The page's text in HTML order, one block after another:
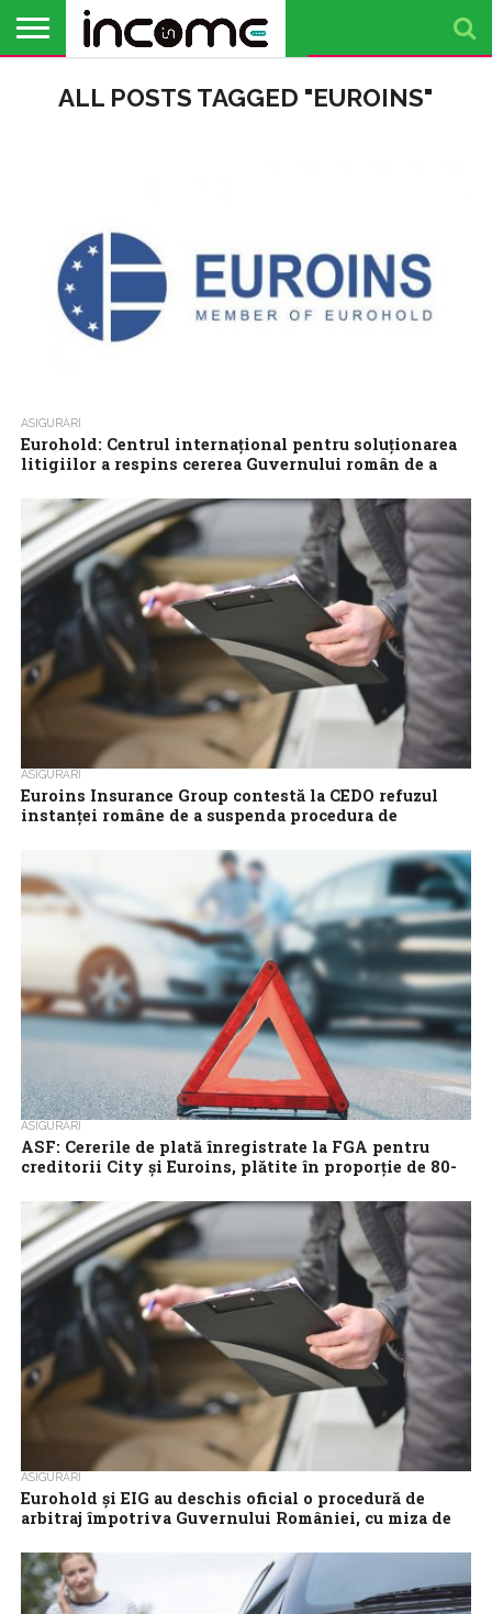
PROFIL DE
ANTREPRENOR
BUSINESS
ANALIZE
OPINII
FINANȚE
PERSONALE
TIMP
LIBER
ALL POSTS TAGGED "EUROINS"
ASIGURĂRI
Eurohold: Centrul internațional pentru soluționarea
litigiilor a respins cererea Guvernului român de a
Centrul internațional pentru soluționarea litigiilor privind
investițiile (ICSID) de la Washington a respins cererea
Guvernului român de a înceta procedurile de arbitraj...
ASIGURĂRI
Euroins Insurance Group contestă la CEDO refuzul
instanței române de a suspenda procedura de
Euroins Insurance Group AD (EIG) va intenta un proces la
Curtea Europeană a Drepturilor Omului (CEDO) din cauza
deciziei Curții de Apel...
ASIGURĂRI
ASF: Cererile de plată înregistrate la FGA pentru
creditorii City și Euroins, plătite în proporție de 80-
Cererile de plată înregistrate la Fondul de Garantare a
Asiguraților (FGA) pentru creditorii societăților City și Euroins ar
putea fi achitate în...
ASIGURĂRI
Eurohold şi EIG au deschis oficial o procedură de
arbitraj împotriva Guvernului României, cu miza de
Eurohold Bulgaria AD (Eurohold) şi Euroins Insurance Group AD
(EIG) au depus oficial o Cerere de Arbitraj împotriva Guvernului
României, la Centrul...